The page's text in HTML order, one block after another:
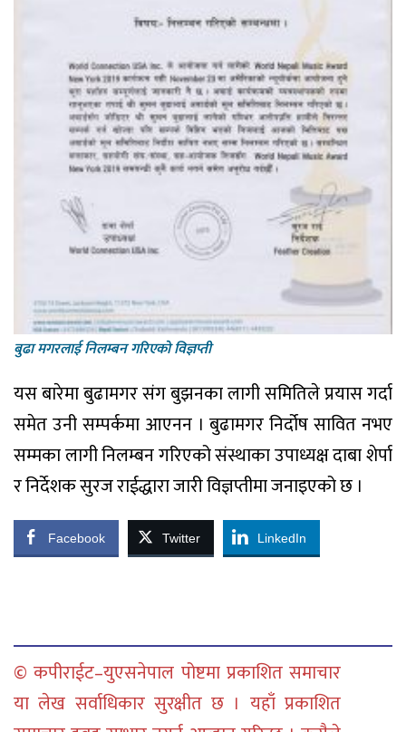
बुढा मगरलाई निलम्बन गरिएकाे विज्ञप्ती
यस बारेमा बुढामगर संग बुझनका लागी समितिले प्रयास गर्दा
समेत उनी सम्पर्कमा आएनन । बुढामगर निर्दोष सावित नभए
सम्मका लागी निलम्बन गरिएको संस्थाका उपाध्यक्ष दाबा शेर्पा
र निर्देशक सुरज राईद्धारा जारी विज्ञप्तीमा जनाइएको छ ।
Facebook Twitter LinkedIn
© कपीराईट–युएसनेपाल पोष्टमा प्रकाशित समाचार
या लेख सर्वाधिकार सुरक्षीत छ । यहाँ प्रकाशित